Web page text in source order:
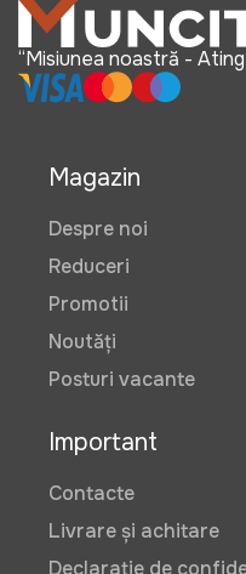
“Misiunea noastră -
Magazin
Despre noi
Reduceri
Promotii
Noutăți
Posturi vacante
Important
Contacte
Livrare și achitare
Declarație de